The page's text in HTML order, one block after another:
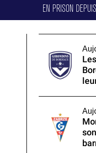
EN PRISON